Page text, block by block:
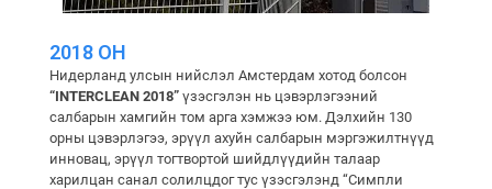
2018 ОН
Нидерланд улсын нийслэл Амстердам хотод болсон
“INTERCLEAN 2018”үзэсгэлэн нь цэвэрлэгээний
салбарын хамгийн том арга хэмжээ юм. Дэлхийн 130
орны цэвэрлэгээ, эрүүл ахуйн салбарын мэргэжилтнүүд
инновац, эрүүл тогтвортой шийдлүүдийн талаар
харилцан санал солилцдог тус үзэсгэлэнд “Симпли